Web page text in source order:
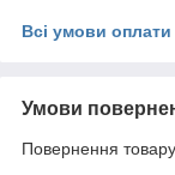
Всі умови оплати
Умови
Повернення